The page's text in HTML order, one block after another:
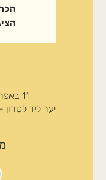
11 באפר׳ 2026, 9:30 – 12:15
יער ליד